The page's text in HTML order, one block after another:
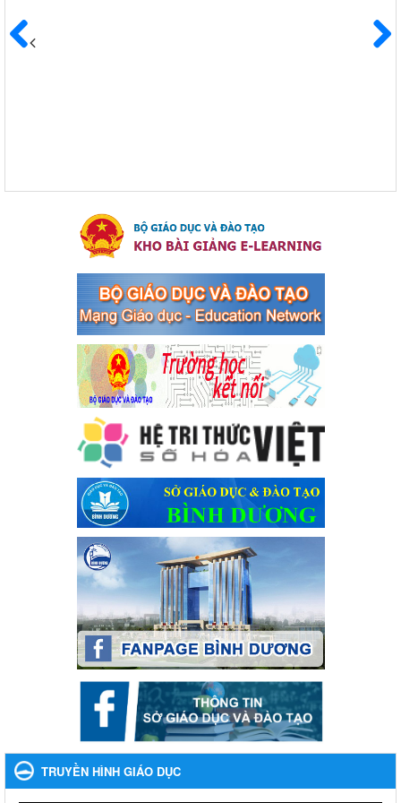
Kế hoạch Triển khai công tác tuyên truyền, đảm bảo trật tự,
an toàn giao thông năm 2024 tại các cơ sở giáo dục trên địa
của Thủ tướng Chính phủ về tăng cường phòng ngừa, đấu
tranh tội phạm, vi phạm pháp luật liên quan đến hoạt động
tổ chức đánh bạc và đánh bạc
Kế hoạch thực hiện Chỉ thị số 16/CT-TTg ngày 27/05/2023 của
phạm, vi phạm pháp luật liên quan đến hoạt động tổ chức đánh
bạc và đánh bạc
Ngày ban hành: 04/03/2024
Kế hoạch Tổ chức Hội trại truyền thống học sinh thị xã Bến
Cát Lần thứ VIII, năm học 2023-2024
Kế hoạch Tổ chức Hội trại truyền thống học sinh thị xã Bến Cát
Lần thứ VIII, năm học 2023-2024
Ngày ban hành: 28/12/2023
Phối hợp rà soát nhu cầu tiêm vắc xin phòng Covid 19
Phối hợp rà soát nhu cầu tiêm vắc xin phòng Covid 19
Ngày ban hành: 22/11/2023
Phát động, triển khai Cuộc thi " An toàn giao thông cho nụ
cười ngày mai" dành cho học sinh và giáo viên trung học
năm học 2023-2024
Phát động, triển khai Cuộc thi " An toàn giao thông cho nụ cười
ngày mai" dành cho học sinh và giáo viên trung học năm học
Ngày ban hành: 22/11/2023
Nhắc nhỡ thực hiện thanh toán không dùng tiền mặt các
khoản thu trong nhà trường năm học 2023-2024 và các năm
Nhắc nhỡ thực hiện thanh toán không dùng tiền mặt các khoản
thu trong nhà trường năm học 2023-2024 và các năm tiếp theo
Ngày ban hành: 27/09/2023
TRUYỀN HÌNH GIÁO DỤC